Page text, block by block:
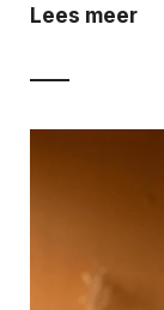
Lees meer